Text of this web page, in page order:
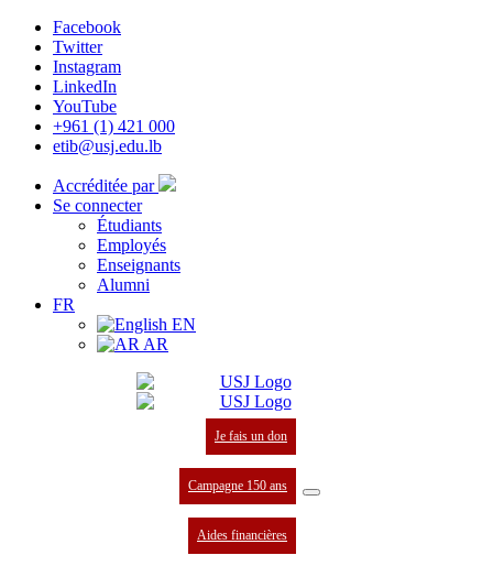
Facebook
Twitter
Instagram
LinkedIn
YouTube
+961 (1) 421 000
etib@usj.edu.lb
Accréditée par
Se connecter
Étudiants
Employés
Enseignants
Alumni
FR
EN
AR
Je fais un don
Campagne 150 ans
Aides financières